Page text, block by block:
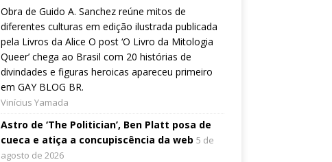
Obra de Guido A. Sanchez reúne mitos de
diferentes culturas em edição ilustrada publicada
pela Livros da Alice O post ‘O Livro da Mitologia
Queer’ chega ao Brasil com 20 histórias de
divindades e figuras heroicas apareceu primeiro
em GAY BLOG BR.
Vinícius Yamada
Astro de ‘The Politician’, Ben Platt posa de
cueca e atiça a concupiscência da web 5 de
agosto de 2026